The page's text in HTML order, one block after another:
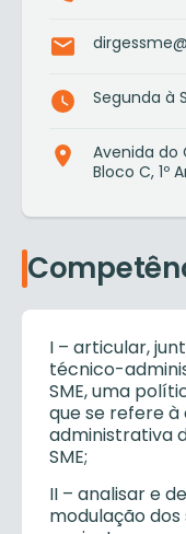
Segunda à
Avenida do
Bloco C, 1º
I – articular,
técnico-
SME, uma
que se refere
administrativa
SME;
II – analisar e
modulação dos